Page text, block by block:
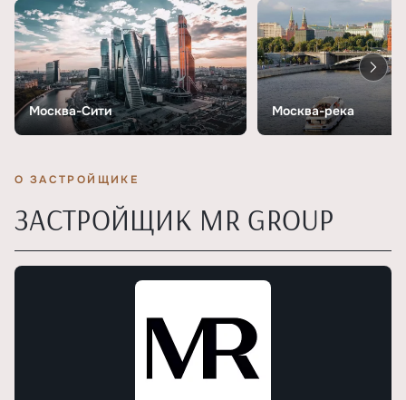
Москва-Сити Москва-река
О ЗАСТРОЙЩИКЕ
ЗАСТРОЙЩИК MR GROUP